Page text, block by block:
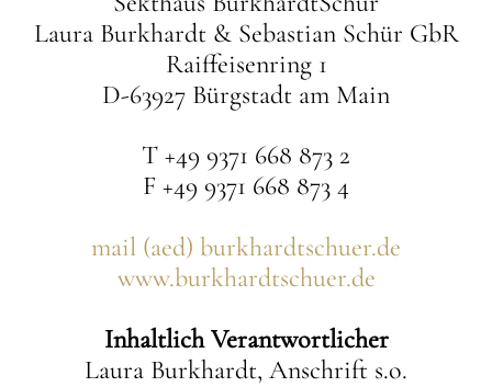
Laura Burkhardt & Sebastian Schür GbR
Raiffeisenring 1
D-63927 Bürgstadt am Main
T +49 9371 668 873 2
F +49 9371 668 873 4
mail (aed) burkhardtschuer.de
www.burkhardtschuer.de
Inhaltlich Verantwortlicher
Laura Burkhardt, Anschrift s.o.